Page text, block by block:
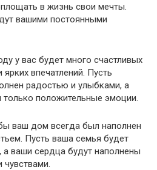
в жизнь свои мечты.
вашими постоянными
у вас будет много счастливых
впечатлений. Пусть
радостью и улыбками, а
положительные эмоции.
ваш дом всегда был наполнен
Пусть ваша семья будет
ваши сердца будут наполнены